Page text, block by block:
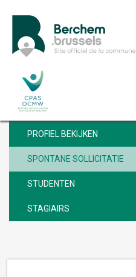
VACATURES
PROFIEL BEKIJKEN
SPONTANE SOLLICITATIE
STUDENTEN
STAGIAIRS